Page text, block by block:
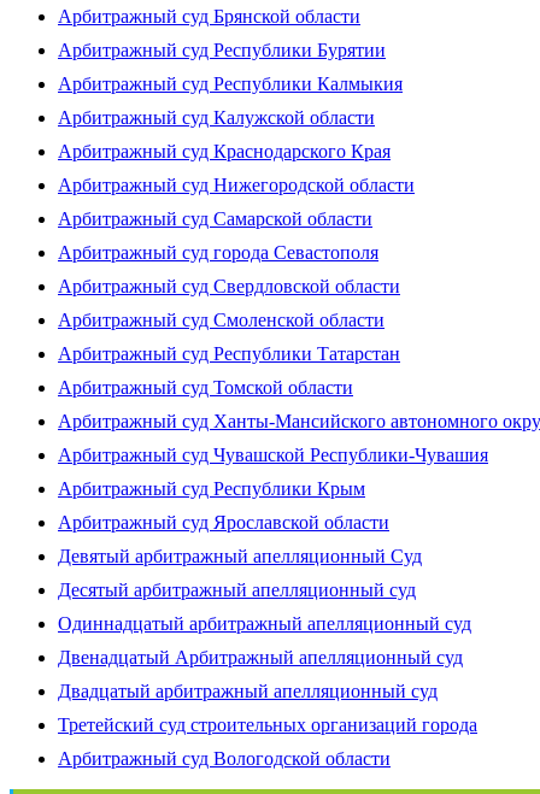
Арбитражный суд Брянской области
Арбитражный суд Республики Бурятии
Арбитражный суд Республики Калмыкия
Арбитражный суд Калужской области
Арбитражный суд Краснодарского Края
Арбитражный суд Нижегородской области
Арбитражный суд Самарской области
Арбитражный суд города Севастополя
Арбитражный суд Свердловской области
Арбитражный суд Смоленской области
Арбитражный суд Республики Татарстан
Арбитражный суд Томской области
Арбитражный суд Ханты-Мансийского автономного
Арбитражный суд Чувашской Республики-Чувашия
Арбитражный суд Республики Крым
Арбитражный суд Ярославской области
Девятый арбитражный апелляционный Суд
Десятый арбитражный апелляционный суд
Одиннадцатый арбитражный апелляционный суд
Двенадцатый Арбитражный апелляционный суд
Двадцатый арбитражный апелляционный суд
Третейский суд строительных организаций города
Арбитражный суд Вологодской области